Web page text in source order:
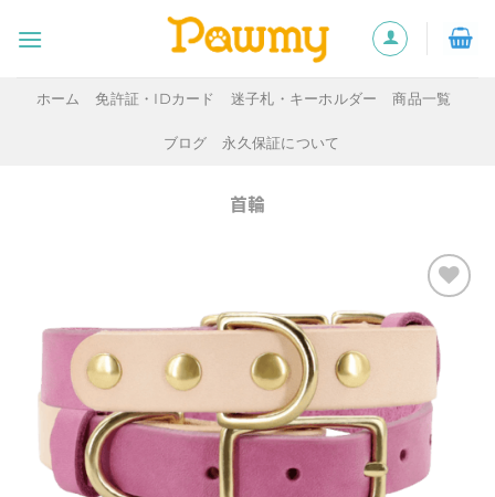
ホーム 免許証・IDカード 迷子札・キーホルダー 商品一覧
ブログ 永久保証について
首輪
い物
リス
トに
追加